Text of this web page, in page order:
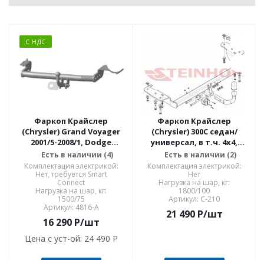
С НДС
Фаркоп Крайслер
(Chrysler) Grand Voyager
2001/5-2008/1, Dodge
Caravan 2001/5-2008/1 4816-
A
Есть в наличии (4)
Комплектация электрикой:
Нет, требуется Smart
Connect
Нагрузка на шар, кг:
1500/75
Артикул: 4816-A
16 290P/шт
Цена с уст-ой: 24 490 P
Фаркоп Крайслер
(Chrysler) 300C седан/
универсал, в т.ч. 4x4,
кроме SRT 2004-2011 C-210
Есть в наличии (2)
Комплектация электрикой:
Нет
Нагрузка на шар, кг:
1800/100
Артикул: C-210
21 490P/шт